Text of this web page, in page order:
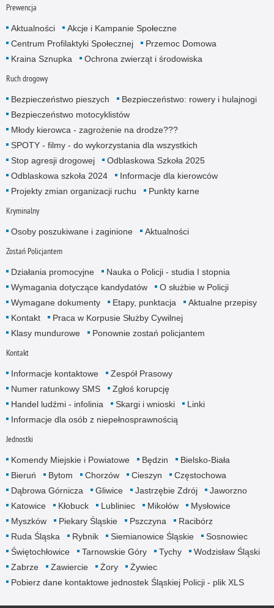
Prewencja
Aktualności
Akcje i Kampanie Społeczne
Centrum Profilaktyki Społecznej
Przemoc Domowa
Kraina Sznupka
Ochrona zwierząt i środowiska
Ruch drogowy
Bezpieczeństwo pieszych
Bezpieczeństwo: rowery i hulajnogi
Bezpieczeństwo motocyklistów
Młody kierowca - zagrożenie na drodze???
SPOTY - filmy - do wykorzystania dla wszystkich
Stop agresji drogowej
Odblaskowa Szkoła 2025
Odblaskowa szkoła 2024
Informacje dla kierowców
Projekty zmian organizacji ruchu
Punkty karne
Kryminalny
Osoby poszukiwane i zaginione Aktualności
Zostań Policjantem
Działania promocyjne
Nauka o Policji - studia I stopnia
Wymagania dotyczące kandydatów
O służbie w Policji
Wymagane dokumenty
Etapy, punktacja
Aktualne przepisy
Kontakt
Praca w Korpusie Służby Cywilnej
Klasy mundurowe
Ponownie zostań policjantem
Kontakt
Informacje kontaktowe
Zespół Prasowy
Numer ratunkowy SMS
Zgłoś korupcję
Handel ludźmi - infolinia
Skargi i wnioski
Linki
Informacje dla osób z niepełnosprawnością
Jednostki
Komendy Miejskie i Powiatowe Będzin
Bielsko-Biała
Bieruń
Bytom Chorzów Cieszyn
Częstochowa
Dąbrowa Górnicza
Gliwice Jastrzębie Zdrój
Jaworzno
Katowice
Kłobuck Lubliniec Mikołów
Mysłowice
Myszków
Piekary Śląskie Pszczyna
Racibórz
Ruda Śląska
Rybnik Siemianowice Śląskie
Sosnowiec
Świętochłowice
Tarnowskie Góry Tychy
Wodzisław Śląski
Zabrze
Zawiercie Żory
Żywiec
Pobierz dane kontaktowe jednostek Śląskiej Policji - plik XLS